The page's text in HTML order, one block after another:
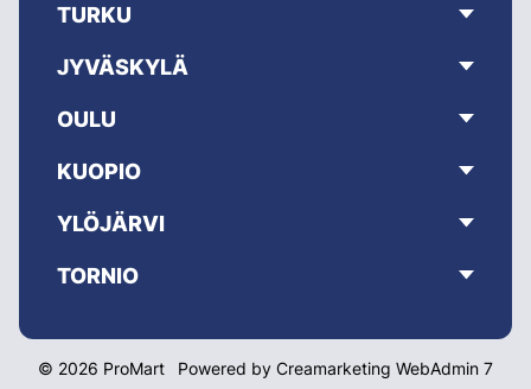
TURKU
JYVÄSKYLÄ
OULU
KUOPIO
YLÖJÄRVI
TORNIO
© 2026 ProMart Powered by Creamarketing WebAdmin 7